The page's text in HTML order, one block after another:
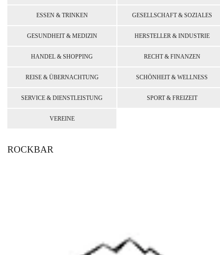
ESSEN & TRINKEN GESELLSCHAFT & SOZIALES
GESUNDHEIT & MEDIZIN HERSTELLER & INDUSTRIE
HANDEL & SHOPPING RECHT & FINANZEN
REISE & ÜBERNACHTUNG SCHÖNHEIT & WELLNESS
SERVICE & DIENSTLEISTUNG SPORT & FREIZEIT
VEREINE
ROCKBAR